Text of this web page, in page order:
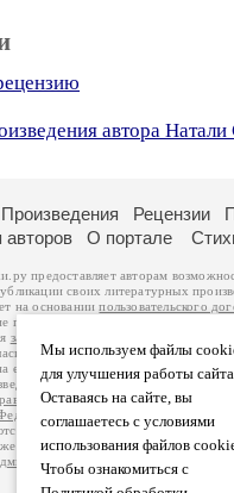
автора Натали
Мы используем файлы
для улучшения работы
Оставаясь на сайте, вы
соглашаетесь с условиями
использования файлов
Чтобы ознакомиться с
Произведения Рецензии
О портале
предоставляет авторам
своих литературных
на основаниипользовательского
права на произведения принадлежат
законом
. Перепечатка произведений
его автора, к которому вы можете
его авторской странице.
авторы несут самостоятельно
публикацииизаконодательства
на основанииПолитики
посмотреть более подробную